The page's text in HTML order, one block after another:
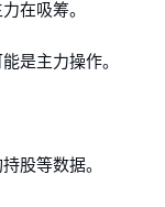
在吸筹。
是主力操作。
股等数据。